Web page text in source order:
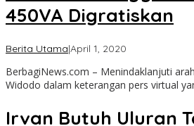
450VA Digratiskan
Berita Utama|April 1, 2020
BerbagiNews.com – Menindaklanjuti
Widodo dalam keterangan pers virtual
Irvan Butuh Uluran